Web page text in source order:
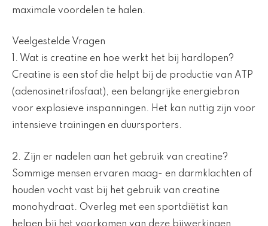
maximale voordelen te halen.
Veelgestelde Vragen
1. Wat is creatine en hoe werkt het bij hardlopen?
Creatine is een stof die helpt bij de productie van ATP
(adenosinetrifosfaat), een belangrijke energiebron
voor explosieve inspanningen. Het kan nuttig zijn voor
intensieve trainingen en duursporters.
2. Zijn er nadelen aan het gebruik van creatine?
Sommige mensen ervaren maag- en darmklachten of
houden vocht vast bij het gebruik van creatine
monohydraat. Overleg met een sportdiëtist kan